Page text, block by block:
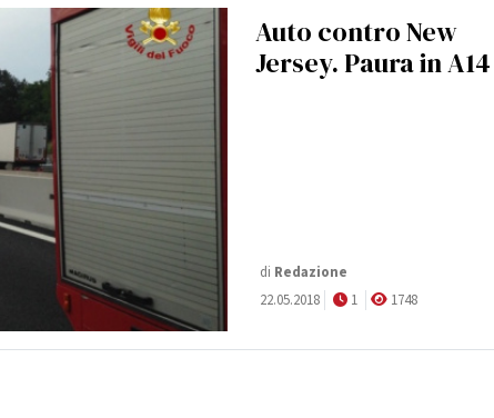
Auto contro New
Jersey. Paura in A14
di Redazione
22.05.2018
1 1748